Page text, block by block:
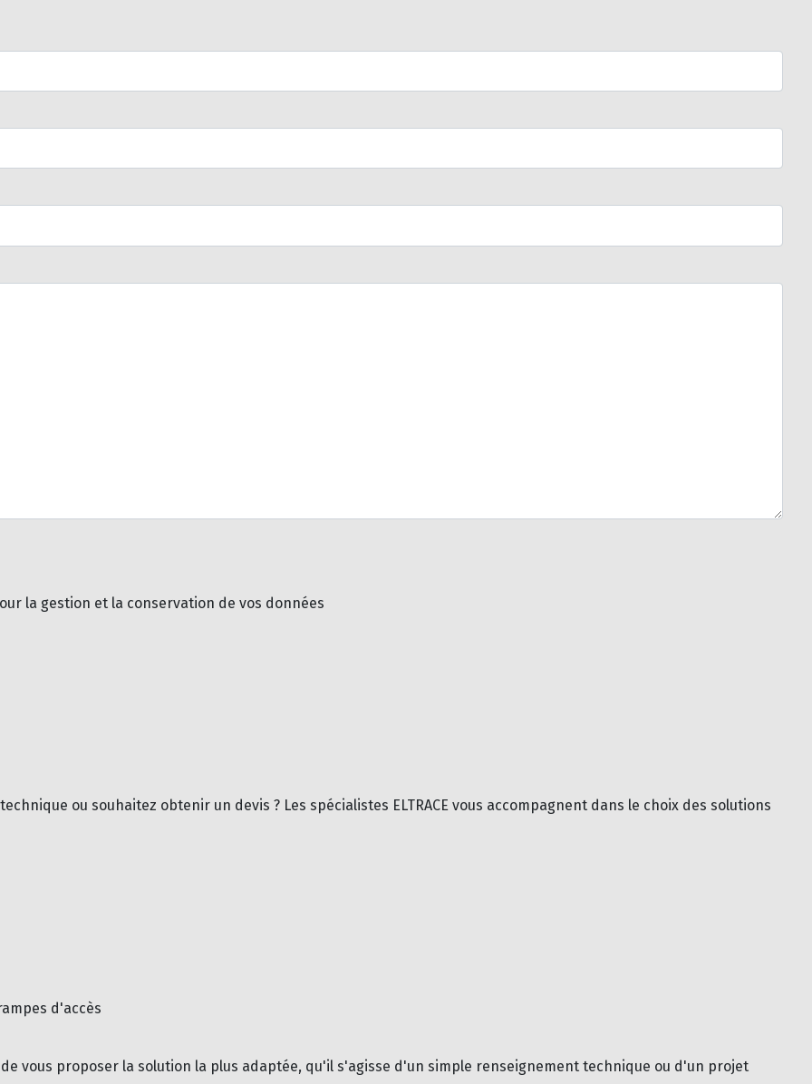
la gestion et la conservation de vos données
ou souhaitez obtenir un devis ? Les spécialistes ELTRACE vous accompagnent dans le choix des solutions
d'accès
vous proposer la solution la plus adaptée, qu'il s'agisse d'un simple renseignement technique ou d'un projet